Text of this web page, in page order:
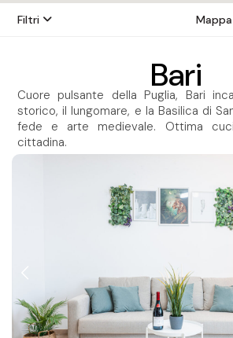
Filtri Mappa
Bari
Cuore pulsante della Puglia, Bari
storico, il lungomare, e la Basilica di
fede e arte medievale. Ottima
cittadina.